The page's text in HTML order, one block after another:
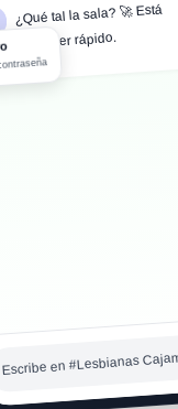
¿Qué tal la sala? 🚀 Está
súper rápido.
a. m.
Escribe en #Lesbianas